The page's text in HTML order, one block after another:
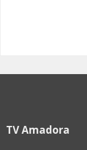
TV Amadora